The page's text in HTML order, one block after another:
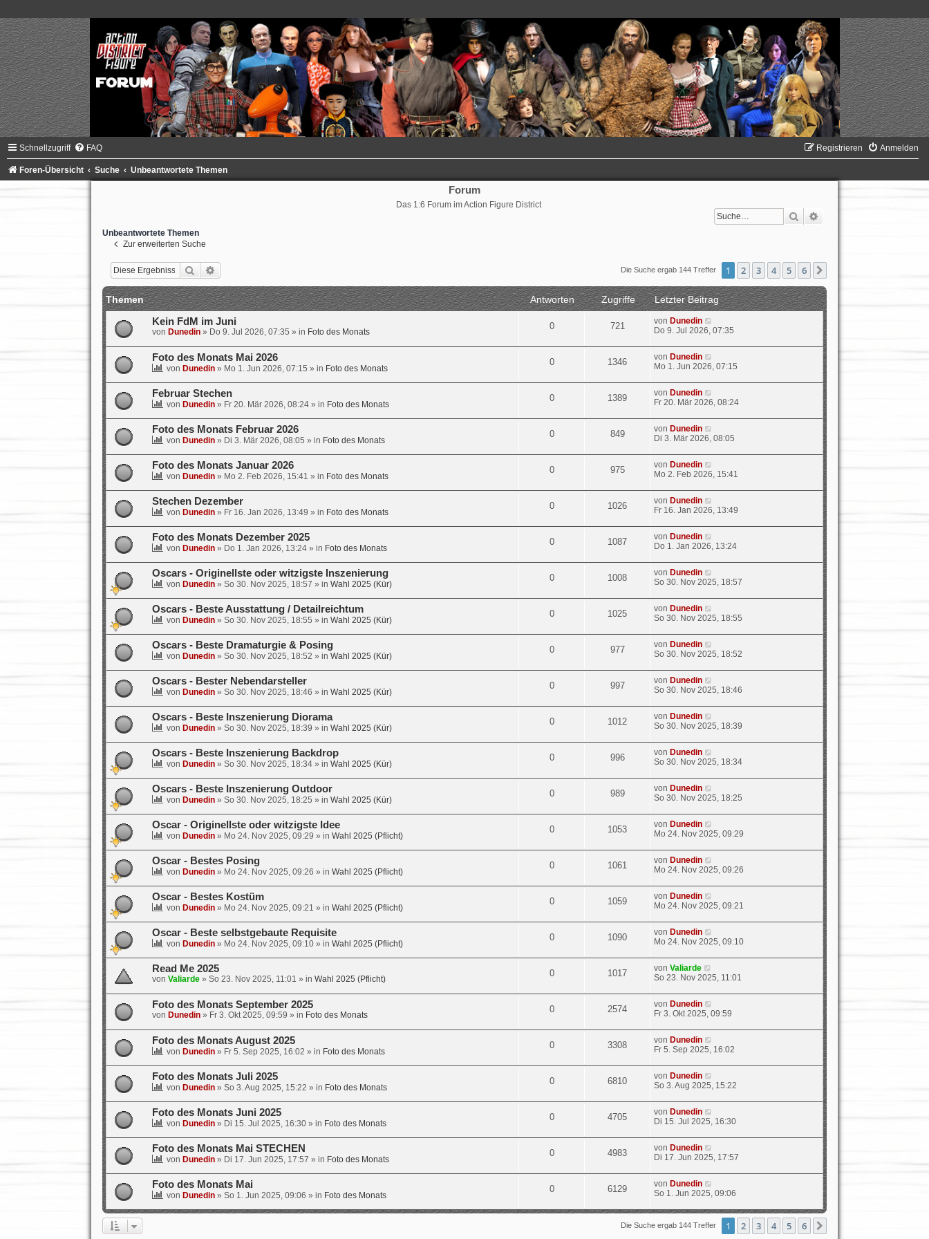
Schnellzugriff FAQ Anmelden
Registrieren
Foren-Übersicht Suche Unbeantwortete Themen
Forum
Das 1:6 Forum im Action Figure District
Suche
Unbeantwortete Themen
Zur erweiterten Suche
Suche Die Suche ergab 144 Treffer 1 2 3 4 5 6
Themen Antworten Zugriffe
Letzter Beitrag
Kein FdM im Juni
von Dunedin» Do 9. Jul 2026, 07:35 » in Foto des Monats
0 721 von Dunedin
Do 9. Jul 2026, 07:35
Foto des Monats Mai 2026
von Dunedin» Mo 1. Jun 2026, 07:15 » in Foto des Monats
0 1346 von Dunedin
Mo 1. Jun 2026, 07:15
Februar Stechen
von Dunedin» Fr 20. Mär 2026, 08:24» in Foto des Monats
0 1389 von Dunedin
Fr 20. Mär 2026, 08:24
Foto des Monats Februar 2026
von Dunedin» Di 3. Mär 2026, 08:05 » in Foto des Monats
0 849 von Dunedin
Di 3. Mär 2026, 08:05
Foto des Monats Januar 2026
von Dunedin» Mo 2. Feb 2026, 15:41 » in Foto des Monats
0 975 von Dunedin
Mo 2. Feb 2026, 15:41
Stechen Dezember
von Dunedin» Fr 16. Jan 2026, 13:49 » in Foto des Monats
0 1026 von Dunedin
Fr 16. Jan 2026, 13:49
Foto des Monats Dezember 2025
von Dunedin» Do 1. Jan 2026, 13:24» in Foto des Monats
0 1087 von Dunedin
Do 1. Jan 2026, 13:24
Oscars - Originellste oder witzigste Inszenierung
von Dunedin» So 30. Nov 2025, 18:57 » in Wahl 2025 (Kür)
0 1008 von Dunedin
So 30. Nov 2025, 18:57
Oscars - Beste Ausstattung / Detailreichtum
von Dunedin» So 30. Nov 2025, 18:55 » in Wahl 2025 (Kür)
0 1025 von Dunedin
So 30. Nov 2025, 18:55
Oscars - Beste Dramaturgie & Posing
von Dunedin» So 30. Nov 2025, 18:52 » in Wahl 2025 (Kür)
0 977 von Dunedin
So 30. Nov 2025, 18:52
Oscars - Bester Nebendarsteller
von Dunedin» So 30. Nov 2025, 18:46 » in Wahl 2025 (Kür)
0 997 von Dunedin
So 30. Nov 2025, 18:46
Oscars - Beste Inszenierung Diorama
von Dunedin» So 30. Nov 2025, 18:39 » in Wahl 2025 (Kür)
0 1012 von Dunedin
So 30. Nov 2025, 18:39
Oscars - Beste Inszenierung Backdrop
von Dunedin» So 30. Nov 2025, 18:34» in Wahl 2025 (Kür)
0 996 von Dunedin
So 30. Nov 2025, 18:34
Oscars - Beste Inszenierung Outdoor
von Dunedin» So 30. Nov 2025, 18:25 » in Wahl 2025 (Kür)
0 989 von Dunedin
So 30. Nov 2025, 18:25
Oscar - Originellste oder witzigste Idee
von Dunedin» Mo 24. Nov 2025, 09:29 » in Wahl 2025 (Pflicht)
0 1053 von Dunedin
Mo 24. Nov 2025, 09:29
Oscar - Bestes Posing
von Dunedin» Mo 24. Nov 2025, 09:26 » in Wahl 2025 (Pflicht)
0 1061 von Dunedin
Mo 24. Nov 2025, 09:26
Oscar - Bestes Kostüm
von Dunedin» Mo 24. Nov 2025, 09:21 » in Wahl 2025 (Pflicht)
0 1059 von Dunedin
Mo 24. Nov 2025, 09:21
Oscar - Beste selbstgebaute Requisite
von Dunedin» Mo 24. Nov 2025, 09:10» in Wahl 2025 (Pflicht)
0 1090 von Dunedin
Mo 24. Nov 2025, 09:10
Read Me 2025
von Valiarde» So 23. Nov 2025, 11:01 » in Wahl 2025 (Pflicht)
0 1017 vonValiarde
So 23. Nov 2025, 11:01
Foto des Monats September 2025
von Dunedin» Fr 3. Okt 2025, 09:59 » in Foto des Monats
0 2574 von Dunedin
Fr 3. Okt 2025, 09:59
Foto des Monats August 2025
von Dunedin» Fr 5. Sep 2025, 16:02 » in Foto des Monats
0 3308 von Dunedin
Fr 5. Sep 2025, 16:02
Foto des Monats Juli 2025
von Dunedin» So 3. Aug 2025, 15:22 » in Foto des Monats
0 6810 von Dunedin
So 3. Aug 2025, 15:22
Foto des Monats Juni 2025
von Dunedin» Di 15. Jul 2025, 16:30» in Foto des Monats
0 4705 von Dunedin
Di 15. Jul 2025, 16:30
Foto des Monats Mai STECHEN
von Dunedin» Di 17. Jun 2025, 17:57 » in Foto des Monats
0 4983 von Dunedin
Di 17. Jun 2025, 17:57
Foto des Monats Mai
von Dunedin» So 1. Jun 2025, 09:06 » in Foto des Monats
0 6129 von Dunedin
So 1. Jun 2025, 09:06
Die Suche ergab 144 Treffer 1 2 3 4 5 6